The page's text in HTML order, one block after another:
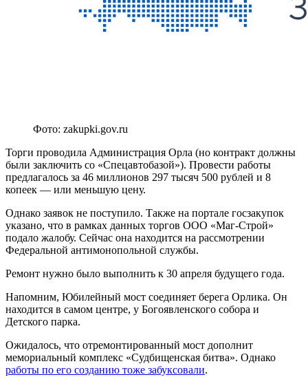
Фото: zakupki.gov.ru
Торги проводила Администрация Орла (но контракт должны
были заключить со «Спецавтобазой»). Провести работы
предлагалось за 46 миллионов 297 тысяч 500 рублей и 8
копеек — или меньшую цену.
Однако заявок не поступило. Также на портале госзакупок
указано, что в рамках данных торгов ООО «Маг-Строй»
подало жалобу. Сейчас она находится на рассмотрении
Федеральной антимонопольной службы.
Ремонт нужно было выполнить к 30 апреля будущего года.
Напомним, Юбилейный мост соединяет берега Орлика. Он
находится в самом центре, у Богоявленского собора и
Детского парка.
Ожидалось, что отремонтированный мост дополнит
мемориальный комплекс «Судбищенская битва». Однако
работы по его созданию тоже забуксовали.